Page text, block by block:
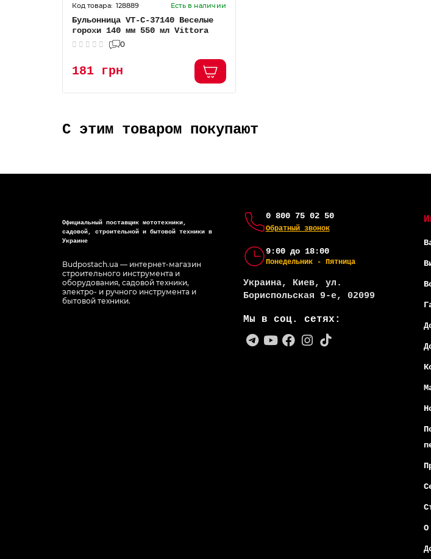
128889 Есть в наличии
Бульонница VT-C-37140 Веселые
горохи 140 мм 550 мл Vittora
0
181 грн
С этим товаром покупают
Официальный поставщик мототехники,
садовой, строительной и бытовой техники в
Украине
Budpostach.ua — интернет-магазин
строительного инструмента и
оборудования, садовой техники,
электро- и ручного инструмента и
бытовой техники.
0 800 75 02 50
Обратный звонок
9:00 до 18:00
Понедельник - Пятница
Украина, Киев, ул.
Бориспольская 9-е, 02099
Мы в соц. сетях:
О